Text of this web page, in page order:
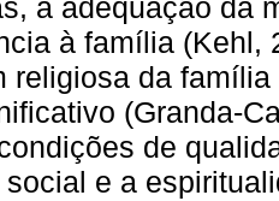
a adequação da
à família (Kehl,
religiosa da
(Granda-
de
e a